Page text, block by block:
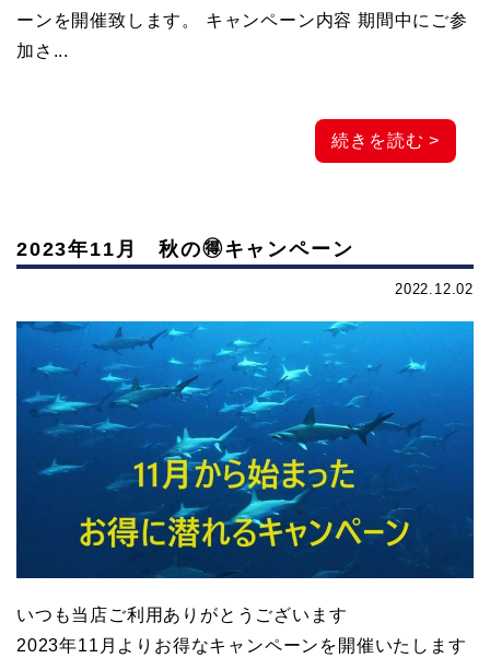
グ
ら
神
マ
ーンを開催致します。 キャンペーン内容 期間中にご参
加さ...
続きを読む >
2023年11月 秋の🉐キャンペーン
2022.12.02
いつも当店ご利用ありがとうございます
2023年11月よりお得なキャンペーンを開催いたします